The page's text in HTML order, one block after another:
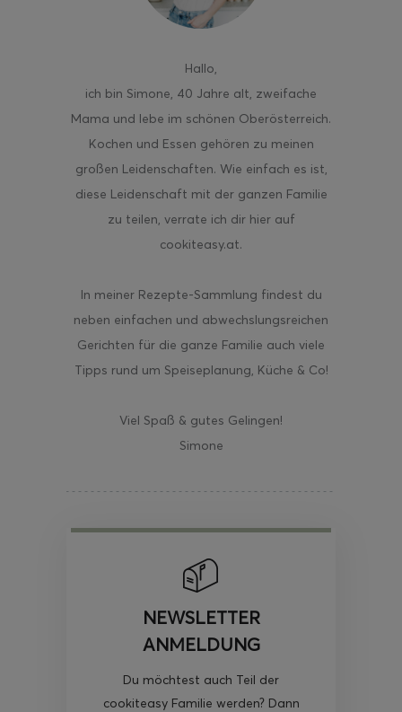
Hallo,
ich bin Simone, 40 Jahre alt, zweifache
Mama und lebe im schönen Oberösterreich.
Kochen und Essen gehören zu meinen
großen Leidenschaften. Wie einfach es ist,
diese Leidenschaft mit der ganzen Familie
zu teilen, verrate ich dir hier auf
cookiteasy.at.
In meiner Rezepte-Sammlung findest du
neben einfachen und abwechslungsreichen
Gerichten für die ganze Familie auch viele
Tipps rund um Speiseplanung, Küche & Co!
Viel Spaß & gutes Gelingen!
Simone
NEWSLETTER
ANMELDUNG
Du möchtest auch Teil der
cookiteasy Familie werden? Dann